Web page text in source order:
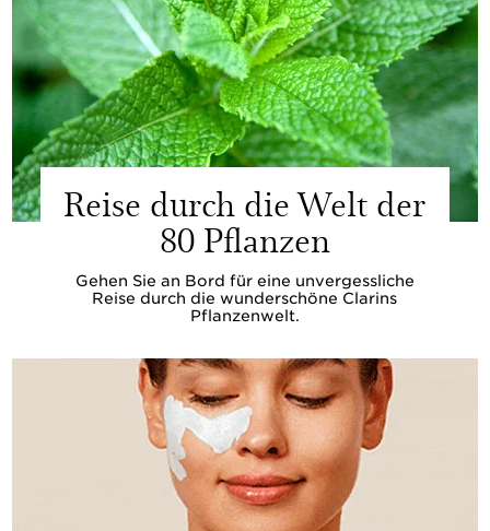
Reise durch die Welt der
80 Pflanzen
Gehen Sie an Bord für eine unvergessliche
Reise durch die wunderschöne Clarins
Pflanzenwelt.